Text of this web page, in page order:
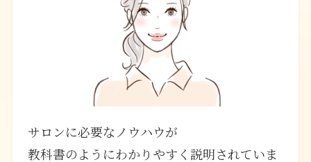
サロンに必要なノウハウが
教科書のようにわかりやすく説明されていま